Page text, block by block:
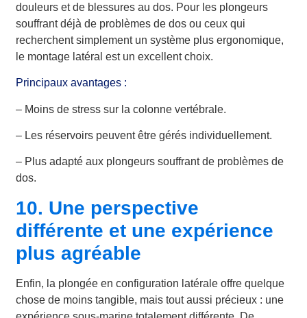
douleurs et de blessures au dos. Pour les plongeurs
souffrant déjà de problèmes de dos ou ceux qui
recherchent simplement un système plus ergonomique,
le montage latéral est un excellent choix.
Principaux avantages :
– Moins de stress sur la colonne vertébrale.
– Les réservoirs peuvent être gérés individuellement.
– Plus adapté aux plongeurs souffrant de problèmes de
dos.
10. Une perspective
différente et une expérience
plus agréable
Enfin, la plongée en configuration latérale offre quelque
chose de moins tangible, mais tout aussi précieux : une